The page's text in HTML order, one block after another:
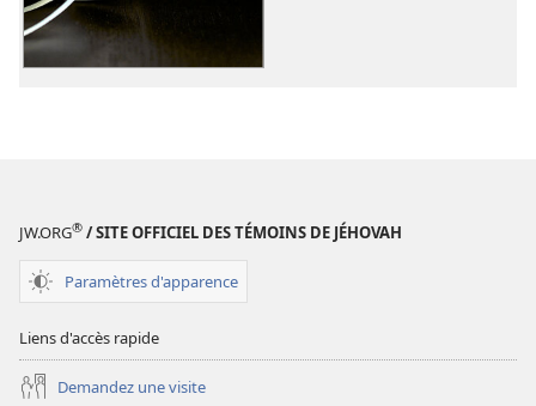
nouveau
JW.ORG® / SITE OFFICIEL DES TÉMOINS DE JÉHOVAH
Paramètres d'apparence
Liens d'accès rapide
Demandez une visite